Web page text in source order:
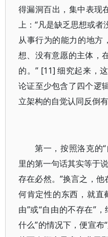
得漏洞百出，集中表现
上：“凡是缺乏思想或者
从事行为的能力的地
想、没有意愿的主体，
的。” [11] 细究起来，
论证至少包含了四个逻
立架构的自觉认同反倒
第一，按照洛克的
里的第一句话其实等于
存在必然。”换言之，他
何肯定性的东西，就直
由”或“自由的不存在”
什么”的情况下，便宣布